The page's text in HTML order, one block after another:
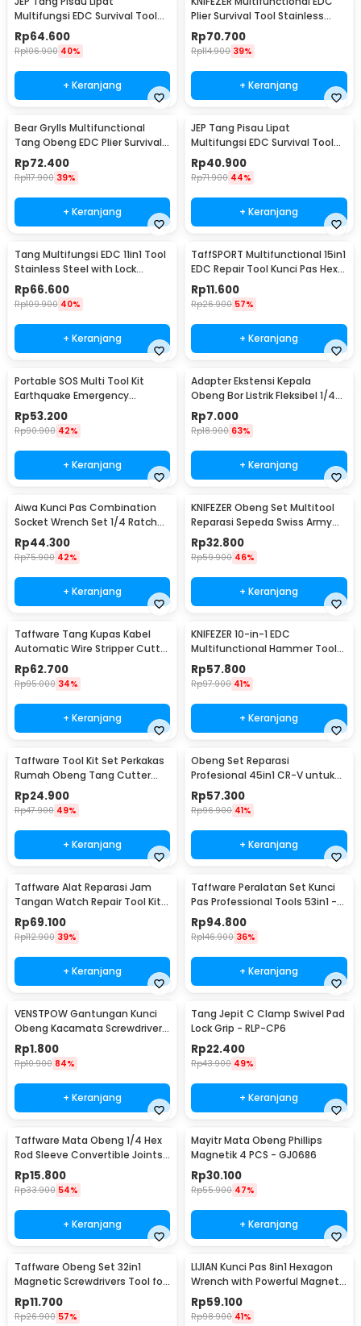
Multifungsi EDC Survival Tool
Stainless Steel - MPA22S
Rp64.600
Rp106.900 40%
+ Keranjang
Plier Survival Tool Stainless
Steel - MPA21
Rp70.700
Rp114.900 39%
+ Keranjang
Bear Grylls Multifunctional
Tang Obeng EDC Plier Survival
Tool - MPA19
Rp72.400
Rp117.900 39%
+ Keranjang
JEP Tang Pisau Lipat
Multifungsi EDC Survival Tool
Stainless Steel - MPA13
Rp40.900
Rp71.900 44%
+ Keranjang
Tang Multifungsi EDC 11in1 Tool
Stainless Steel with Lock
System - MPA01
Rp66.600
Rp109.900 40%
+ Keranjang
TaffSPORT Multifunctional 15in1
EDC Repair Tool Kunci Pas Hex
Obeng - HW0668
Rp11.600
Rp26.900 57%
+ Keranjang
Portable SOS Multi Tool Kit
Earthquake Emergency
Outdoor Survival - JT21
Rp53.200
Rp90.900 42%
+ Keranjang
Adapter Ekstensi Kepala
Obeng Bor Listrik Fleksibel 1/4
Inch 290mm - HT566
Rp7.000
Rp18.900 63%
+ Keranjang
Aiwa Kunci Pas Combination
Socket Wrench Set 1/4 Ratchet
40 PCS - DB2020
Rp44.300
Rp75.900 42%
+ Keranjang
KNIFEZER Obeng Set Multitool
Reparasi Sepeda Swiss Army
EDC 11in1 - T25
Rp32.800
Rp59.900 46%
+ Keranjang
Taffware Tang Kupas Kabel
Automatic Wire Stripper Cutter
Crimper - TK0742
Rp62.700
Rp95.000 34%
+ Keranjang
KNIFEZER 10-in-1 EDC
Multifunctional Hammer Tool
for Camping Survival - WL-
9003
Rp57.800
Rp97.900 41%
+ Keranjang
Taffware Tool Kit Set Perkakas
Rumah Obeng Tang Cutter
Kunci L 12in1 - KS-011
Rp24.900
Rp47.900 49%
+ Keranjang
Obeng Set Reparasi
Profesional 45in1 CR-V untuk
HP Laptop Elektronik - 6093
Rp57.300
Rp96.900 41%
+ Keranjang
Taffware Alat Reparasi Jam
Tangan Watch Repair Tool Kit
Lengkap 13in1 - SC8005
Rp69.100
Rp112.900 39%
+ Keranjang
Taffware Peralatan Set Kunci
Pas Professional Tools 53in1 -
CR-V53
Rp94.800
Rp146.900 36%
+ Keranjang
VENSTPOW Gantungan Kunci
Obeng Kacamata Screwdriver
Plus Minus Hexagon - V001
Rp1.800
Rp10.900 84%
+ Keranjang
Tang Jepit C Clamp Swivel Pad
Lock Grip - RLP-CP6
Rp22.400
Rp43.900 49%
+ Keranjang
Taffware Mata Obeng 1/4 Hex
Rod Sleeve Convertible Joints
8 PCS
Rp15.800
Rp33.900 54%
+ Keranjang
Mayitr Mata Obeng Phillips
Magnetik 4 PCS - GJ0686
Rp30.100
Rp55.900 47%
+ Keranjang
Taffware Obeng Set 32in1
Magnetic Screwdrivers Tool for
Smartphone - 7089C
Rp11.700
Rp26.900 57%
LIJIAN Kunci Pas 8in1 Hexagon
Wrench with Powerful Magnet
- LJ21
Rp59.100
Rp98.900 41%